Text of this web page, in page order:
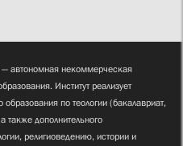
— автономная некоммерческая
Институт реализует
по теологии (бакалавриат,
также дополнительного
религиоведению, истории и